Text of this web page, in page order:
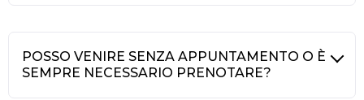
POSSO VENIRE SENZA APPUNTAMENTO O È
SEMPRE NECESSARIO PRENOTARE?